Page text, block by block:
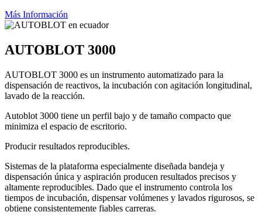
Más Información
AUTOBLOT 3000
AUTOBLOT 3000 es un instrumento automatizado para la
dispensación de reactivos, la incubación con agitación longitudinal,
lavado de la reacción.
Autoblot 3000 tiene un perfil bajo y de tamaño compacto que
minimiza el espacio de escritorio.
Producir resultados reproducibles.
Sistemas de la plataforma especialmente diseñada bandeja y
dispensación única y aspiración producen resultados precisos y
altamente reproducibles. Dado que el instrumento controla los
tiempos de incubación, dispensar volúmenes y lavados rigurosos, se
obtiene consistentemente fiables carreras.